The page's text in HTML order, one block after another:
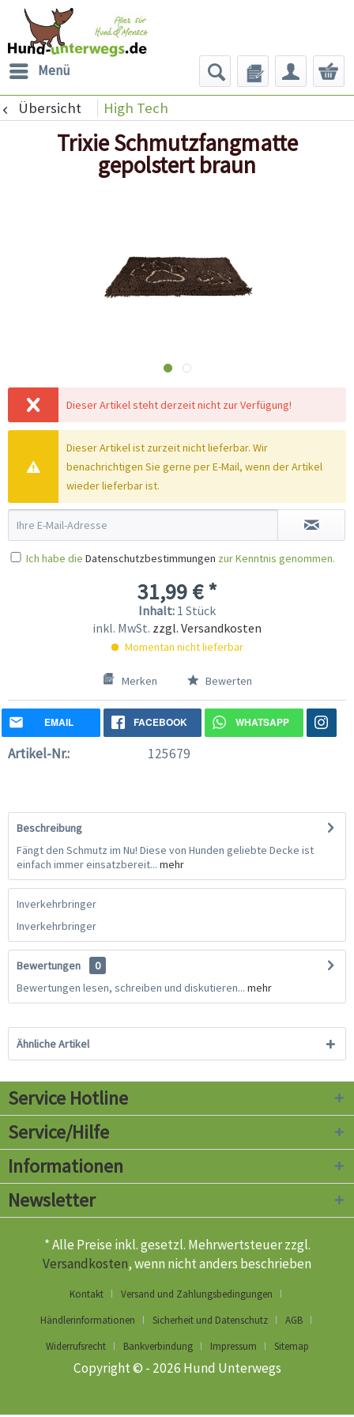
Menü
Übersicht High Tech
Trixie Schmutzfangmatte
gepolstert braun
Dieser Artikel steht derzeit nicht zur Verfügung!
Dieser Artikel ist zurzeit nicht lieferbar. Wir
benachrichtigen Sie gerne per E-Mail, wenn der Artikel
wieder lieferbar ist.
Ich habe die Datenschutzbestimmungen zur Kenntnis genommen.
31,99 € *
Inhalt: 1 Stück
inkl. MwSt. zzgl. Versandkosten
Momentan nicht lieferbar
Merken Bewerten
EMAIL FACEBOOK WHATSAPP
Artikel-Nr.: 125679
Beschreibung
Fängt den Schmutz im Nu! Diese von Hunden geliebte Decke ist
einfach immer einsatzbereit... mehr
Inverkehrbringer
Inverkehrbringer
Bewertungen
0
Bewertungen lesen, schreiben und diskutieren... mehr
Ähnliche Artikel
Service Hotline
Service/Hilfe
Informationen
Newsletter
* Alle Preise inkl. gesetzl. Mehrwertsteuer zzgl.
Versandkosten, wenn nicht anders beschrieben
Kontakt
Versand und Zahlungsbedingungen
Händlerinformationen
Sicherheit und Datenschutz
AGB
Widerrufsrecht
Bankverbindung Impressum Sitemap
Copyright © - 2026 Hund Unterwegs